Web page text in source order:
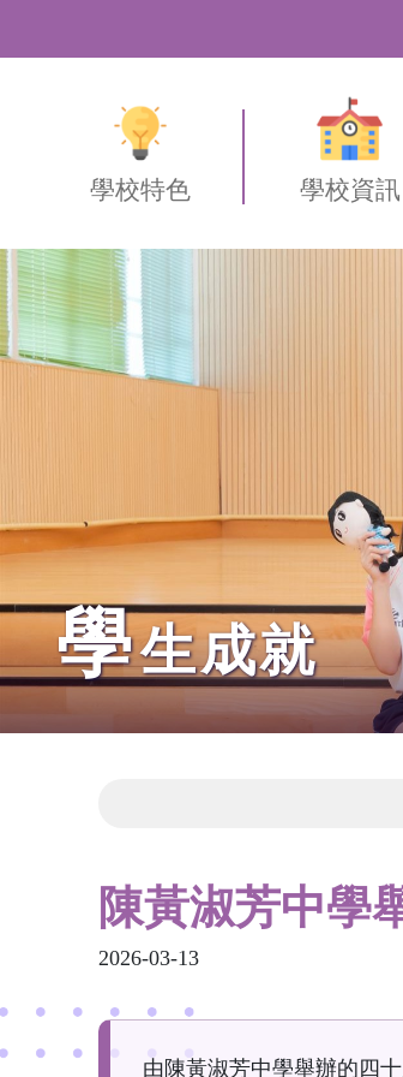
學校特色 學校資訊
學生成就
陳黃淑芳中學
2026-03-13
由陳黃淑芳中學舉辦的四